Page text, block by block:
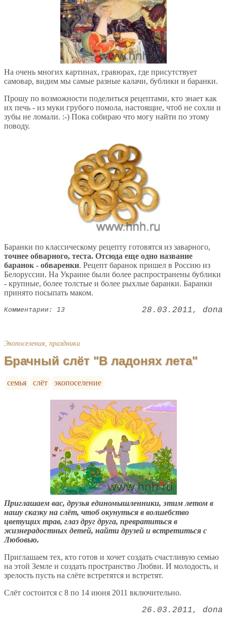
На очень многих картинах, гравюрах, где присутствует
самовар, видим мы самые разные калачи, бублики и баранки.
Прошу по возможности поделиться рецептами, кто знает как
их печь - из муки грубого помола, настоящие, чтоб не сохли и
зубы не ломали. :-) Пока собираю что могу найти по этому
поводу.
Баранки по классическому рецепту готовятся из заварного,
точнее обварного, теста. Отсюда еще одно название
баранок - обваренки. Рецепт баранок пришел в Россию из
Белоруссии. На Украине были более распространены бублики
- крупные, более толстые и более рыхлые баранки. Баранки
принято посыпать маком.
Комментарии: 13 28.03.2011 dona
Экопоселения, праздники
Брачный слёт "В ладонях лета"
семья слёт экопоселение
Приглашаем вас, друзья единомышленники, этим летом в
нашу сказку на слёт, чтоб окунуться в волшебство
цветущих трав, глаз друг друга, превратиться в
жизнерадостных детей, найти друзей и встретиться с
Любовью.
Приглашаем тех, кто готов и хочет создать счастливую семью
на этой Земле и создать пространство Любви. И молодость, и
зрелость пусть на слёте встретятся и встретят.
Слёт состоится с 8 по 14 июня 2011 включительно.
26.03.2011 dona